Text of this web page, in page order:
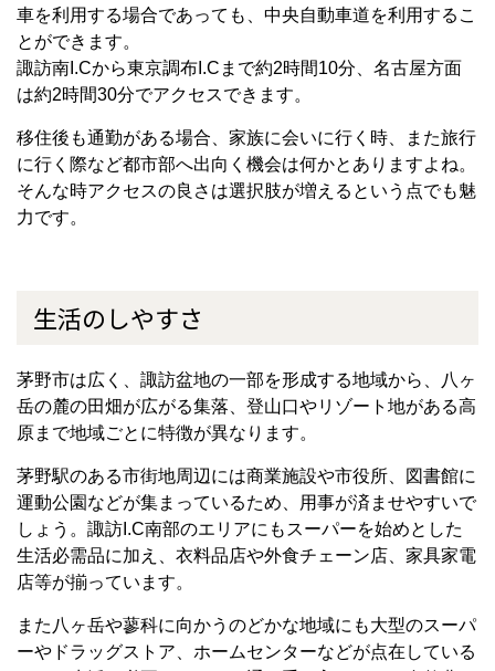
車を利用する場合であっても、中央自動車道を利用するこ
とができます。
諏訪南I.Cから東京調布I.Cまで約2時間10分、名古屋方面
は約2時間30分でアクセスできます。
移住後も通勤がある場合、家族に会いに行く時、また旅行
に行く際など都市部へ出向く機会は何かとありますよね。
そんな時アクセスの良さは選択肢が増えるという点でも魅
力です。
生活のしやすさ
茅野市は広く、諏訪盆地の一部を形成する地域から、八ヶ
岳の麓の田畑が広がる集落、登山口やリゾート地がある高
原まで地域ごとに特徴が異なります。
茅野駅のある市街地周辺には商業施設や市役所、図書館に
運動公園などが集まっているため、用事が済ませやすいで
しょう。諏訪I.C南部のエリアにもスーパーを始めとした
生活必需品に加え、衣料品店や外食チェーン店、家具家電
店等が揃っています。
また八ヶ岳や蓼科に向かうのどかな地域にも大型のスーパ
ーやドラッグストア、ホームセンターなどが点在している